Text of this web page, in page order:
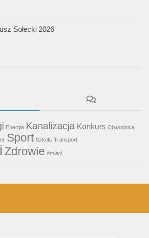
Sołecki 2026
Energia Kanalizacja Konkurs Obwodnica
Sport Szkoła Transport
Zdrowie śmieci